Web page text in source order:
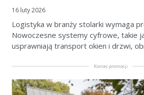
16 luty 2026
Logistyka w branży stolarki wymaga
Nowoczesne systemy cyfrowe, takie
usprawniają transport okien i drzwi,
Koniec promocji